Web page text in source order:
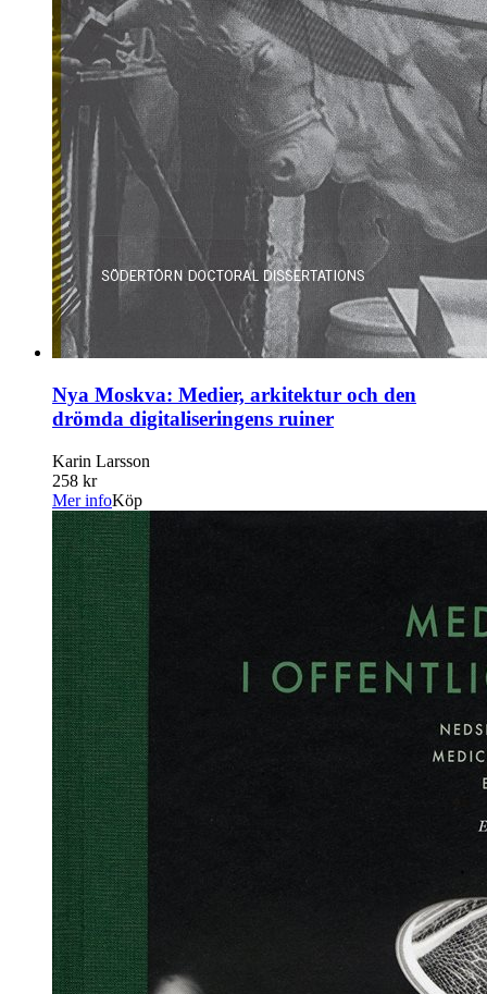
Nya Moskva: Medier, arkitektur och den
drömda digitaliseringens ruiner
Karin Larsson
258 kr
Mer infoKöp